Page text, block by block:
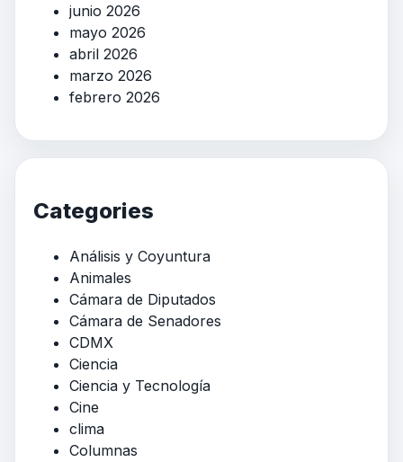
junio 2026
mayo 2026
abril 2026
marzo 2026
febrero 2026
Categories
Análisis y Coyuntura
Animales
Cámara de Diputados
Cámara de Senadores
CDMX
Ciencia
Ciencia y Tecnología
Cine
clima
Columnas